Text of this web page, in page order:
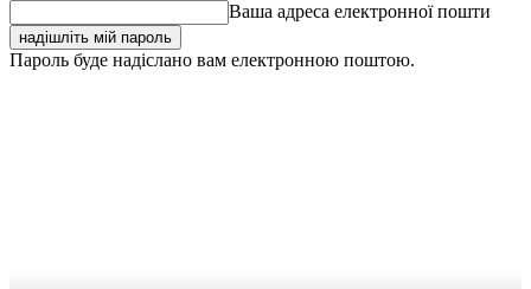
Ваша адреса електронної пошти
Пароль буде надіслано вам електронною поштою.